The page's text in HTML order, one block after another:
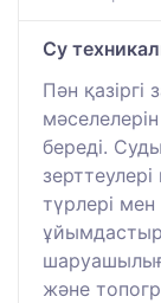
Су
Пән
береді.
түрлері мен
және